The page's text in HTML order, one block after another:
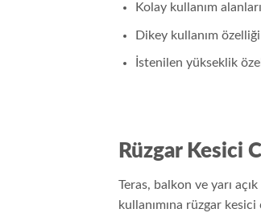
Kolay kullanım alanları
Dikey kullanım özelliği
İstenilen yükseklik
Rüzgar Kesici
Teras, balkon ve yarı
kullanımına rüzgar